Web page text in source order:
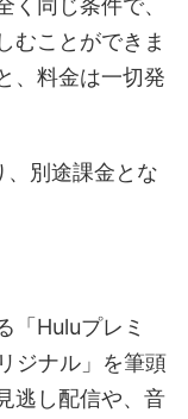
むことができま
、料金は一切発
別途課金とな
「Huluプレミ
ジナル」を筆頭
逃し配信や、音